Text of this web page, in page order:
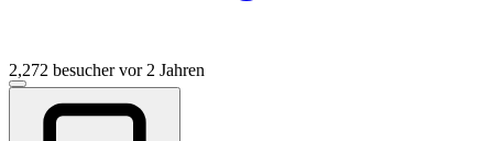
2,272 besucher vor 2 Jahren